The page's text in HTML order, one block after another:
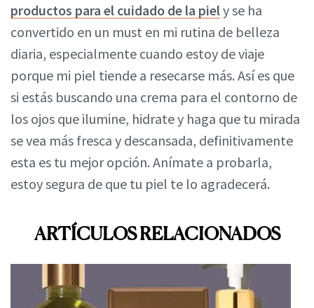
productos para el cuidado de la piely se ha
convertido en un must en mi rutina de belleza
diaria, especialmente cuando estoy de viaje
porque mi piel tiende a resecarse más. Así es que
si estás buscando una crema para el contorno de
los ojos que ilumine, hidrate y haga que tu mirada
se vea más fresca y descansada, definitivamente
esta es tu mejor opción. Anímate a probarla,
estoy segura de que tu piel te lo agradecerá.
ARTÍCULOS RELACIONADOS